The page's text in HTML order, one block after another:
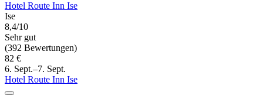
Hotel Route Inn Ise
Ise
8,4/10
Sehr gut
(392 Bewertungen)
82 €
6. Sept.–7. Sept.
Hotel Route Inn Ise